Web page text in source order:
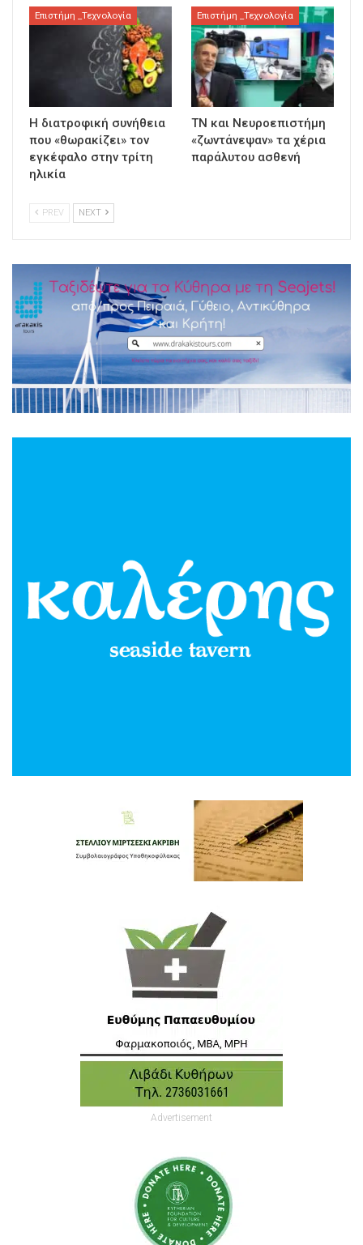
Επιστήμη _Τεχνολογία
Η διατροφική συνήθεια
που «θωρακίζει» τον
εγκέφαλο στην τρίτη
ηλικία
Επιστήμη _Τεχνολογία
ΤΝ και Νευροεπιστήμη
«ζωντάνεψαν» τα χέρια
παράλυτου ασθενή
PREV NEXT
Advertisement